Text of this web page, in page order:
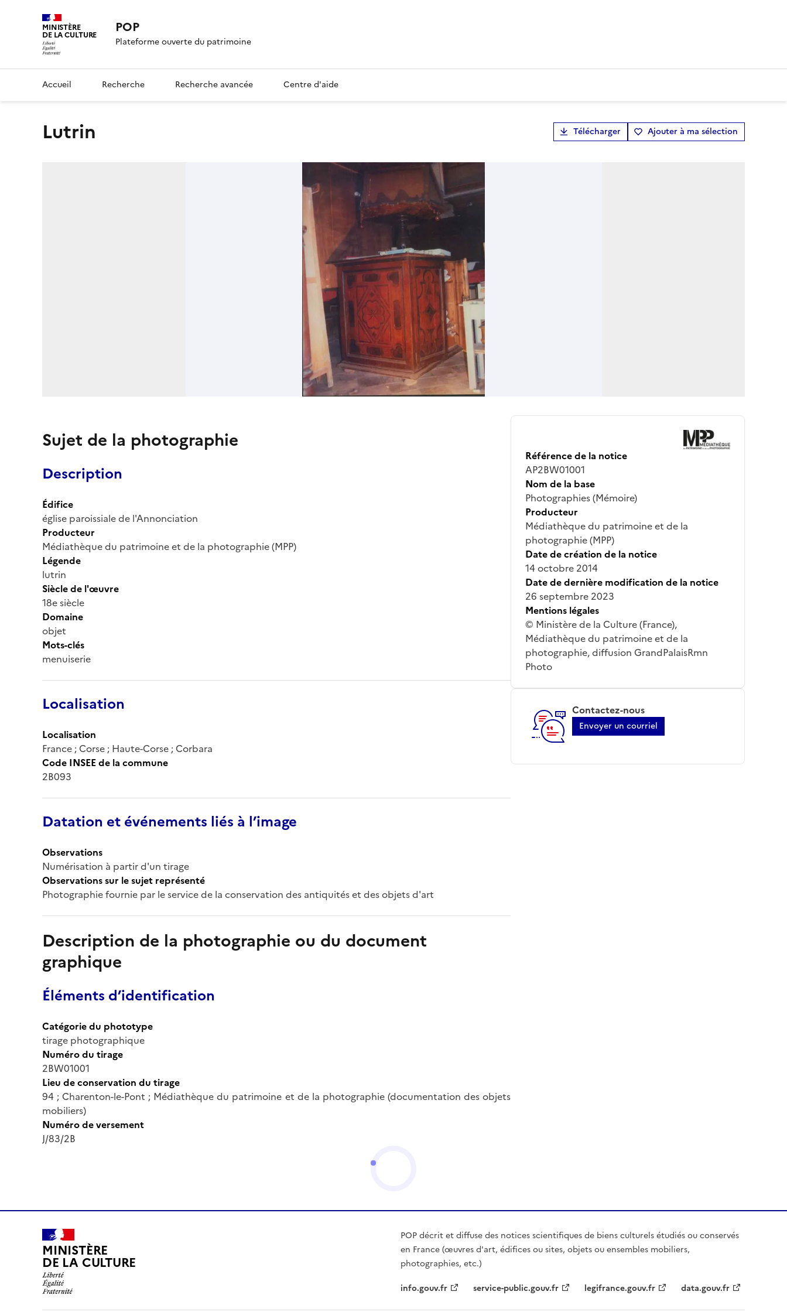
MINISTÈRE
DE LA CULTURE POP
Plateforme ouverte du patrimoine
Accueil Recherche Recherche avancée Centre d'aide
lutrin Télécharger Ajouter à ma sélection
Sujet de la photographie
Description
Édifice
église paroissiale de l'Annonciation
Producteur
Médiathèque du patrimoine et de la photographie (MPP)
Légende
lutrin
Siècle de l'œuvre
18e siècle
Domaine
objet
Mots-clés
menuiserie
Localisation
Localisation
France ; Corse ; Haute-Corse ; Corbara
Code INSEE de la commune
2B093
Datation et événements liés à l’image
Observations
Numérisation à partir d'un tirage
Observations sur le sujet représenté
Photographie fournie par le service de la conservation des antiquités et des objets d'art
Description de la photographie ou du document
graphique
Éléments d’identification
Catégorie du phototype
tirage photographique
Numéro du tirage
2BW01001
Lieu de conservation du tirage
94 ; Charenton-le-Pont ; Médiathèque du patrimoine et de la photographie (documentation des objets
mobiliers)
Numéro de versement
J/83/2B
Référence de la notice
AP2BW01001
Nom de la base
Photographies (Mémoire)
Producteur
Médiathèque du patrimoine et de la
photographie (MPP)
Date de création de la notice
14 octobre 2014
Date de dernière modification de la notice
26 septembre 2023
Mentions légales
© Ministère de la Culture (France),
Médiathèque du patrimoine et de la
photographie, diffusion GrandPalaisRmn
Photo
Contactez-nous
Envoyer un courriel
MINISTÈRE
DE LA CULTURE
POP décrit et diffuse des notices scientifiques de biens culturels étudiés ou conservés
en France (œuvres d'art, édifices ou sites, objets ou ensembles mobiliers,
photographies, etc.)
info.gouv.fr
service-public.gouv.fr legifrance.gouv.fr data.gouv.fr